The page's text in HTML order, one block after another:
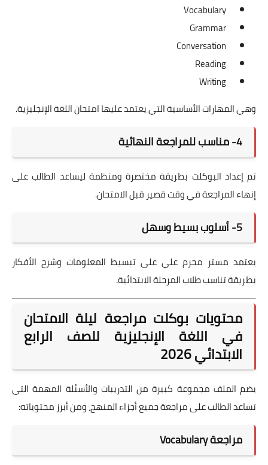
Vocabulary
Grammar
Conversation
Reading
Writing
وهي المهارات الأساسية التي يعتمد عليها امتحان اللغة الإنجليزية.
4- مناسب للمراجعة النهائية
تم إعداد البوكلت بطريقة مختصرة ومنظمة ليساعد الطالب على
إنهاء المراجعة في وقت قصير قبل الامتحان.
5- أسلوب بسيط وسهل
يعتمد مستر محرم علي على تبسيط المعلومات وشرح الأفكار
بطريقة تناسب طلاب المرحلة الابتدائية.
محتويات بوكلت مراجعة ليلة الامتحان
في اللغة الإنجليزية للصف الرابع
الابتدائي 2026
يضم الملف مجموعة كبيرة من التدريبات والأسئلة المهمة التي
تساعد الطالب على مراجعة جميع أجزاء المنهج، ومن أبرز محتوياته:
مراجعة Vocabulary